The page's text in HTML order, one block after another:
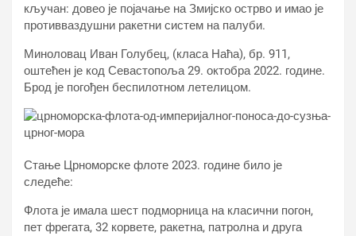
кључан: довео је појачање на Змијско острво и имао је
противваздушни ракетни систем на палуби.
Миноловац Иван Голубец, (класа Наћа), бр. 911,
оштећен је код Севастопоља 29. октобра 2022. године.
Брод је погођен беспилотном летелицом.
Стање Црноморске флоте 2023. године било је
следеће:
Флота је имала шест подморница на класични погон,
пет фрегата, 32 корвете, ракетна, патролна и друга